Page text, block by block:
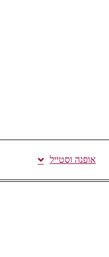
אופנה וסטייל